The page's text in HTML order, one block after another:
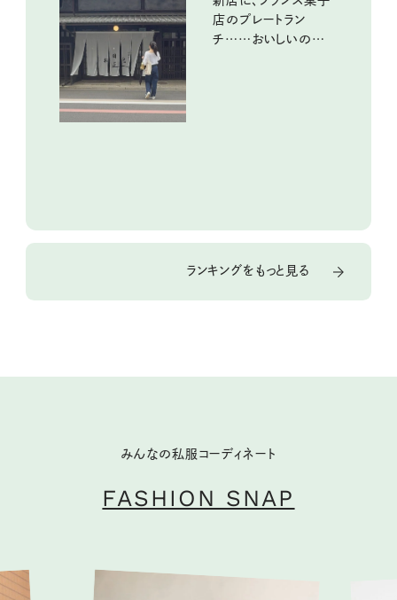
店のプレートラン
チ……おいしいのんび
ランキングをもっと見る
みんなの私服コーディネート
FASHION SNAP